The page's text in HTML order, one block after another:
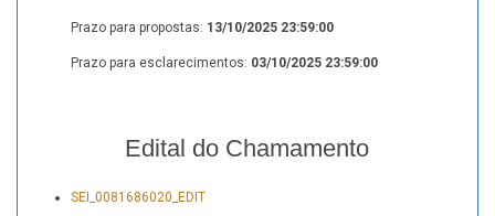
Prazo para propostas: 13/10/2025 23:59:00
Prazo para esclarecimentos: 03/10/2025 23:59:00
Edital do Chamamento
SEI_0081686020_EDIT